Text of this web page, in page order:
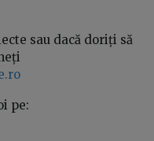
sau dacă doriți să
pe: